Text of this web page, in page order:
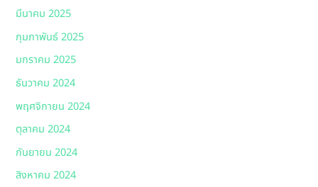
มีนาคม 2025
กุมภาพันธ์ 2025
มกราคม 2025
ธันวาคม 2024
พฤศจิกายน 2024
ตุลาคม 2024
กันยายน 2024
สิงหาคม 2024